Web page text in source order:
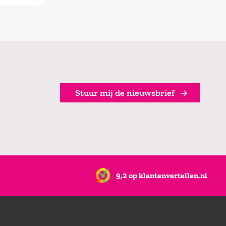
Stuur mij de nieuwsbrief
9,2 op klantenvertellen.nl